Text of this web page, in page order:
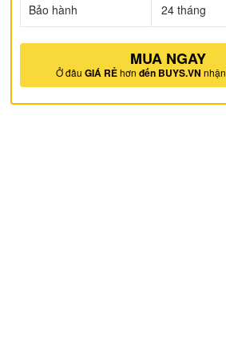
Bảo hành 24 tháng
MUA NGAY
Ở đâu GIÁ RẺhơn đến BUYS.VN nhận
5 sao